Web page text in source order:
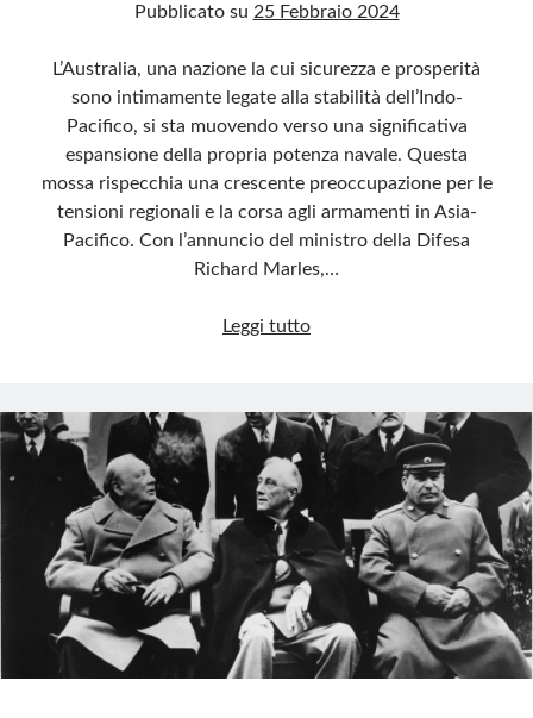
Pubblicato su 25 Febbraio 2024
L’Australia, una nazione la cui sicurezza e prosperità
sono intimamente legate alla stabilità dell’Indo-
Pacifico, si sta muovendo verso una significativa
espansione della propria potenza navale. Questa
mossa rispecchia una crescente preoccupazione per le
tensioni regionali e la corsa agli armamenti in Asia-
Pacifico. Con l’annuncio del ministro della Difesa
Richard Marles,…
Leggi tuttoRaddoppio
e
sicurezza
marittima:
naviga
verso
il
futuro